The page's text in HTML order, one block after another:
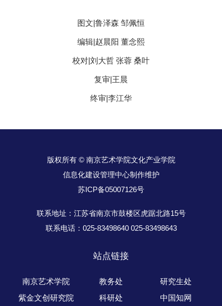
图文|鲁泽森 邹佩恒
编辑|赵晨阳 董念熙
校对|刘大哲 张蓉 桑叶
复审|王晨
终审|李江华
版权所有 © 南京艺术学院文化产业学院
信息化建设管理中心制作维护
苏ICP备05007126号
联系地址：江苏省南京市鼓楼区虎踞北路15号
联系电话：025-83498640 025-83498643
站点链接
南京艺术学院 教务处
研究生处
紫金文创研究院
科研处 中国知网